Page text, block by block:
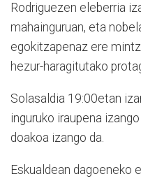
Rodriguezen eleberria
mahainguruan, eta
egokitzapenaz ere
hezur-haragitutako
Solasaldia 19:00etan
inguruko iraupena
doakoa izango da.
Eskualdean dagoeneko